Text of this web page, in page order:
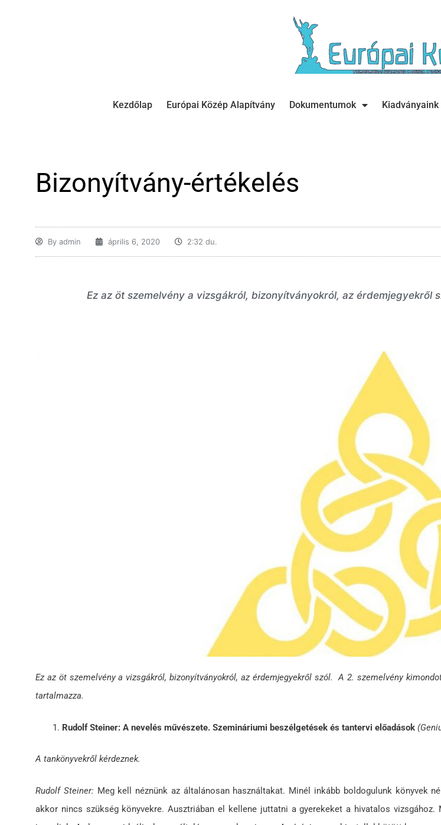
Kezdőlap Európai Közép Alapítvány Dokumentumok Kiadványaink
Bizonyítvány-értékelés
By admin április 6, 2020 2:32 du.
Ez az öt szemelvény a vizsgákról, bizonyítványokról, az
Ez az öt szemelvény a vizsgákról, bizonyítványokról, az érdemjegyekről szól. A 2. szemelvény
tartalmazza.
Rudolf Steiner: A nevelés művészete. Szemináriumi beszélgetések és tantervi előadások
A tankönyvekről kérdeznek.
Rudolf Steiner: Meg kell néznünk az általánosan használtakat. Minél inkább boldogulunk könyvek
akkor nincs szükség könyvekre. Ausztriában el kellene juttatni a gyerekeket a hivatalos